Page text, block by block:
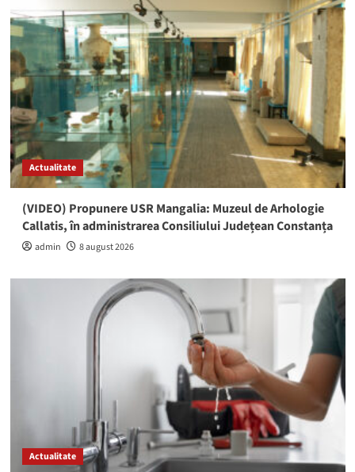
Actualitate
(VIDEO) Propunere USR Mangalia: Muzeul de Arhologie
Callatis, în administrarea Consiliului Județean Constanța
admin 8 august 2026
Actualitate